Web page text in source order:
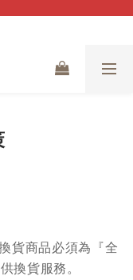
貨商品必須為『全
換貨服務。